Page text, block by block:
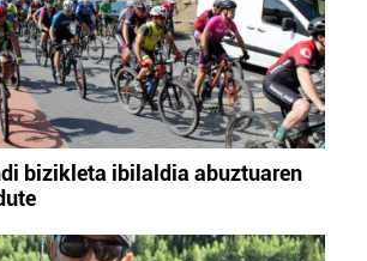
bizikleta ibilaldia abuztuaren